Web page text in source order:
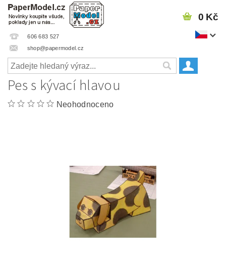
606 683 527
shop@papermodel.cz
0 Kč
Pes s kývací hlavou
Neohodnoceno